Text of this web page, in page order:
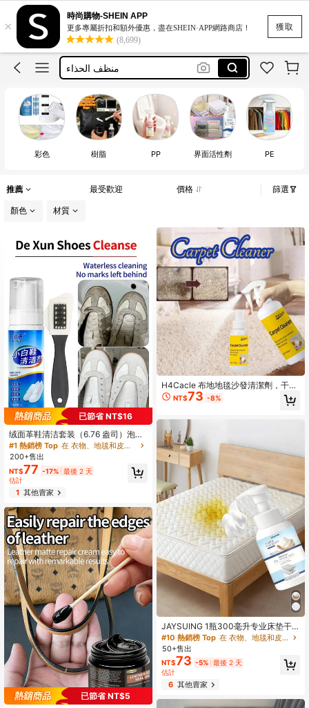
獲取
×
時尚購物-SHEIN APP
更多專屬折扣和額外優惠，盡在SHEIN·APP網路商店！
(8,699)
بخاخ ازالة التجاعيد
wrinkle spray
بخاخ كوي الملابس
منظف الحذاء
بخاخ ازالة التجاعيد
彩色 樹脂 PP 界面活性劑 PE
推薦 最受歡迎 價格 篩選
顏色 材質
已節省 NT$16
绒面革鞋清洁套装（6.76 盎司）泡沫
清洁剂 - 带刷子 - 适用于 Dexon 鞋、
绒面革鞋、磨砂运动鞋的织物清洁剂
#1 熱銷榜 Top
在 衣物、地毯和皮革清潔劑、漂白水和柔軟精
200+售出
NT$77 -17% 最後 2 天
估計
1其他賣家
已節省 NT$5
H4Cacle 布地地毯沙發清潔劑，干洗
去污免洗家用布地地毯神器，免費清
洗床墊牆壁覆蓋地毯清潔劑噴霧
NT$73 -8%
JAYSUING 1瓶300毫升专业床垫干
洗泡沫，无需用水，可去除尿渍、咖
啡渍等顽固污渍，适用于床上用品、
布艺沙发、地毯和软装，即刻深度清
洁家用纺织品。
#10 熱銷榜 Top
在 衣物、地毯和皮革清潔劑、漂白水和柔軟精
50+售出
NT$73 -5% 最後 2 天
估計
6其他賣家